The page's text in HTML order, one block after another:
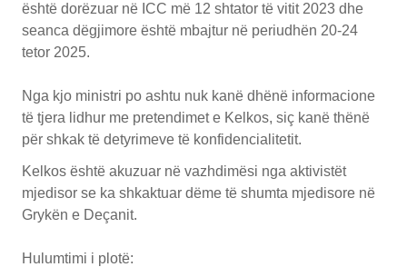
është dorëzuar në ICC më 12 shtator të vitit 2023 dhe
seanca dëgjimore është mbajtur në periudhën 20-24
tetor 2025.
Nga kjo ministri po ashtu nuk kanë dhënë informacione
të tjera lidhur me pretendimet e Kelkos, siç kanë thënë
për shkak të detyrimeve të konfidencialitetit.
Kelkos është akuzuar në vazhdimësi nga aktivistët
mjedisor se ka shkaktuar dëme të shumta mjedisore në
Grykën e Deçanit.
Hulumtimi i plotë: